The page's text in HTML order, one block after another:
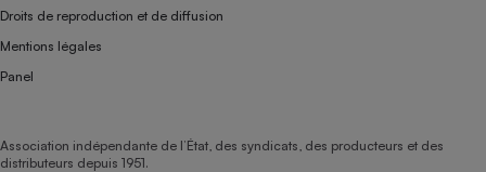
Droits de reproduction et de diffusion
Mentions légales
Panel
Association indépendante de l’État, des syndicats, des producteurs et des
distributeurs depuis 1951.